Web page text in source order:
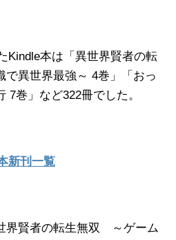
Kindle本は「異世界賢者の転
異世界最強～ 4巻」「おっ
7巻」など322冊でした。
新刊一覧
界賢者の転生無双 ～ゲーム